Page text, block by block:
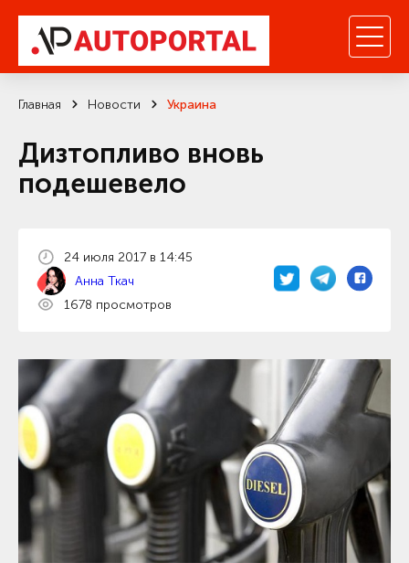
Главная Новости Украина
Дизтопливо вновь
подешевело
24 июля 2017 в 14:45
Анна Ткач
1678 просмотров